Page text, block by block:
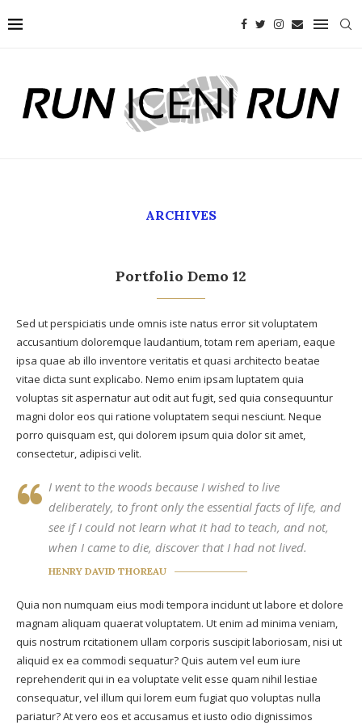
ARCHIVES
Portfolio Demo 12
Sed ut perspiciatis unde omnis iste natus error sit voluptatem
accusantium doloremque laudantium, totam rem aperiam, eaque
ipsa quae ab illo inventore veritatis et quasi architecto beatae
vitae dicta sunt explicabo. Nemo enim ipsam luptatem quia
voluptas sit aspernatur aut odit aut fugit, sed quia consequuntur
magni dolor eos qui ratione voluptatem sequi nesciunt. Neque
porro quisquam est, qui dolorem ipsum quia dolor sit amet,
consectetur, adipisci velit.
I went to the woods because I wished to live
deliberately, to front only the essential facts of life, and
see if I could not learn what it had to teach, and not,
when I came to die, discover that I had not lived.
HENRY DAVID THOREAU
Quia non numquam eius modi tempora incidunt ut labore et dolore
magnam aliquam quaerat voluptatem. Ut enim ad minima veniam,
quis nostrum rcitationem ullam corporis suscipit laboriosam, nisi ut
aliquid ex ea commodi sequatur? Quis autem vel eum iure
reprehenderit qui in ea voluptate velit esse quam nihil lestiae
consequatur, vel illum qui lorem eum fugiat quo voluptas nulla
pariatur? At vero eos et accusamus et iusto odio dignissimos